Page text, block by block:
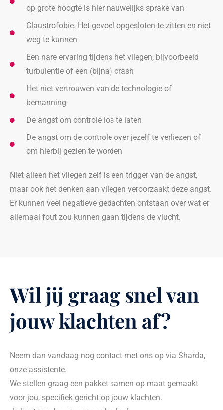
op grote hoogte is hier nauwelijks sprake van
Claustrofobie. Het gevoel opgesloten te zitten en niet
weg te kunnen
Een nare ervaring tijdens het vliegen, bijvoorbeeld
turbulentie of een (bijna) crash
Het niet vertrouwen van de technologie of
bemanning
De angst om controle los te laten
De angst om de controle over jezelf te verliezen of
om hierbij gezien te worden
Niet alleen het vliegen zelf is een trigger van de angst,
maar ook het denken aan vliegen veroorzaakt deze angst.
Er kunnen veel negatieve gedachten ontstaan over wat er
allemaal fout zou kunnen gaan tijdens de vlucht.
Wil jij graag snel van
jouw klachten af?
Neem dan vandaag nog contact met ons op via Sharda,
onze assistente.
We stellen graag een pakket samen op maat gemaakt
voor jou, specifiek gericht op jouw klachten.